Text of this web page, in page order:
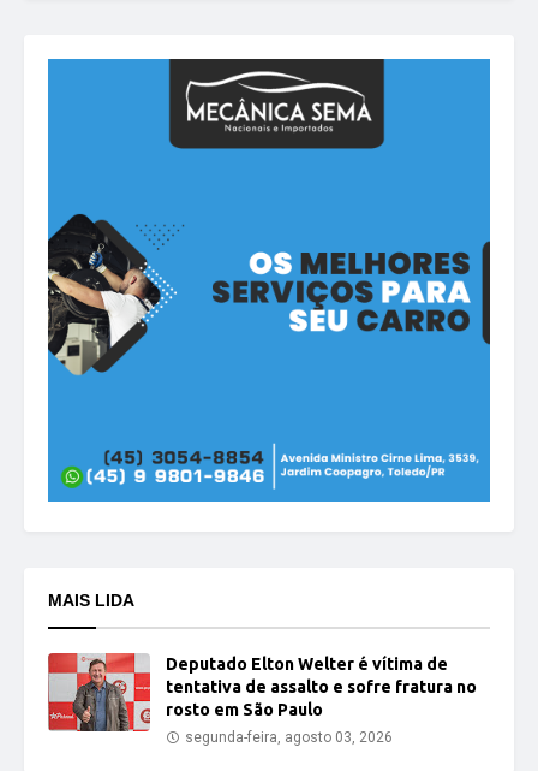
MAIS LIDA
Deputado Elton Welter é vítima de
tentativa de assalto e sofre fratura no
rosto em São Paulo
segunda-feira, agosto 03, 2026